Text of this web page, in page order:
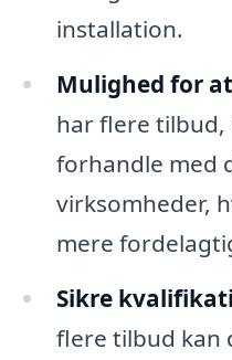
installation.
Mulighed for
har flere tilbud,
forhandle med
virksomheder,
mere
Sikre
flere tilbud kan